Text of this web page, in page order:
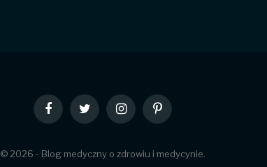
FacebookTwitter InstagramPinterest
© 2026 - Blog medyczny o zdrowiu i medycynie.